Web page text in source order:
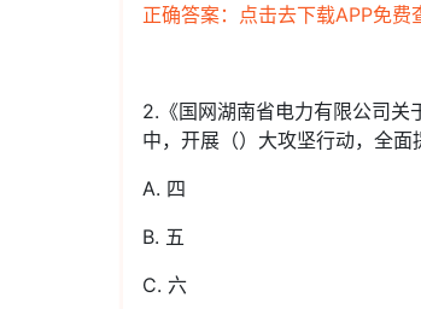
正确答案：点击去下载APP免
2.《国网湖南省电力有限公司关
中，开展（）大攻坚行动，全面
A. 四
B. 五
C. 六